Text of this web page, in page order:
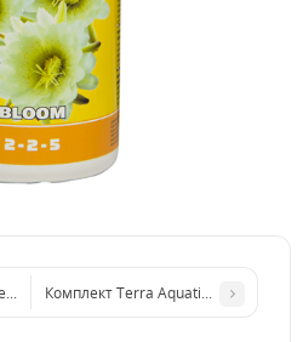
Terra Aquatica Sevia Bioponics Bloom
Комплект Terra Aquatica Tripart